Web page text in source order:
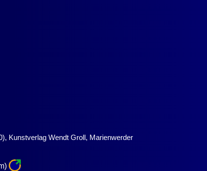
Kunstverlag Wendt Groll, Marienwerder